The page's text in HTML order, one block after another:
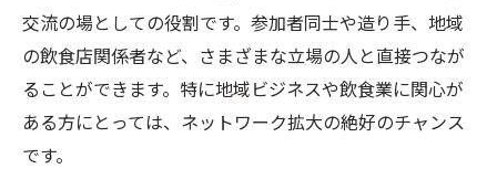
交流の場としての役割です。参加者同士や造り手、地域
の飲食店関係者など、さまざまな立場の人と直接つなが
ることができます。特に地域ビジネスや飲食業に関心が
ある方にとっては、ネットワーク拡大の絶好のチャンス
です。